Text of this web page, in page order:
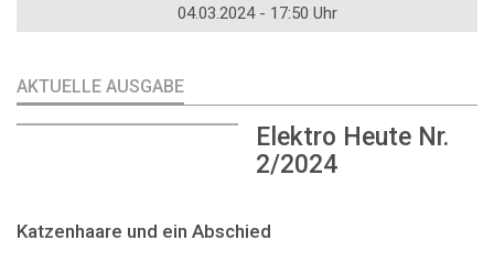
04.03.2024 - 17:50 Uhr
AKTUELLE AUSGABE
Elektro Heute Nr.
2/2024
Katzenhaare und ein Abschied